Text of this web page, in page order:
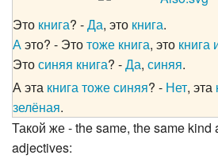
Это книга? -Да, это книга.
Аэто? - Этотоже книга, это книга
Этосиняя книга? -Да, синяя.
А эта книгатожесиняя? - Нет, эта
зелёная.
Такой же - the same, the same
adjectives: